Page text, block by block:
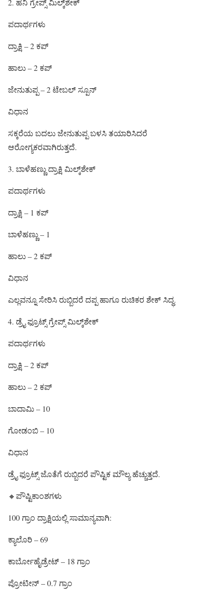
2. ಹನಿ ಗ್ರೇಪ್ಸ್ ಮಿಲ್ಕ್‌ಶೇಕ್
ಪದಾರ್ಥಗಳು
ದ್ರಾಕ್ಷಿ – 2 ಕಪ್
ಹಾಲು – 2 ಕಪ್
ಜೇನುತುಪ್ಪ – 2 ಟೇಬಲ್ ಸ್ಪೂನ್
ವಿಧಾನ
ಸಕ್ಕರೆಯ ಬದಲು ಜೇನುತುಪ್ಪ ಬಳಸಿ ತಯಾರಿಸಿದರೆ
ಆರೋಗ್ಯಕರವಾಗಿರುತ್ತದೆ.
3. ಬಾಳೆಹಣ್ಣು ದ್ರಾಕ್ಷಿ ಮಿಲ್ಕ್‌ಶೇಕ್
ಪದಾರ್ಥಗಳು
ದ್ರಾಕ್ಷಿ – 1 ಕಪ್
ಬಾಳೆಹಣ್ಣು – 1
ಹಾಲು – 2 ಕಪ್
ವಿಧಾನ
ಎಲ್ಲವನ್ನೂ ಸೇರಿಸಿ ರುಬ್ಬಿದರೆ ದಪ್ಪ ಹಾಗೂ ರುಚಿಕರ ಶೇಕ್ ಸಿದ್ಧ.
4. ಡ್ರೈ ಫ್ರೂಟ್ಸ್ ಗ್ರೇಪ್ಸ್ ಮಿಲ್ಕ್‌ಶೇಕ್
ಪದಾರ್ಥಗಳು
ದ್ರಾಕ್ಷಿ – 2 ಕಪ್
ಹಾಲು – 2 ಕಪ್
ಬಾದಾಮಿ – 10
ಗೋಡಂಬಿ – 10
ವಿಧಾನ
ಡ್ರೈ ಫ್ರೂಟ್ಸ್ ಜೊತೆಗೆ ರುಬ್ಬಿದರೆ ಪೌಷ್ಟಿಕ ಮೌಲ್ಯ ಹೆಚ್ಚುತ್ತದೆ.
🔸ಪೌಷ್ಟಿಕಾಂಶಗಳು
100 ಗ್ರಾಂ ದ್ರಾಕ್ಷಿಯಲ್ಲಿ ಸಾಮಾನ್ಯವಾಗಿ:
ಕ್ಯಾಲೊರಿ – 69
ಕಾರ್ಬೋಹೈಡ್ರೇಟ್ – 18 ಗ್ರಾಂ
ಪ್ರೋಟೀನ್ – 0.7 ಗ್ರಾಂ